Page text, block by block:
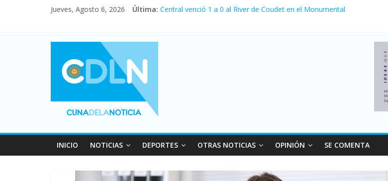
Jueves, Agosto 6, 2026 Última: Central venció 1 a 0 al River de Coudet en el Monumental
Vacaciones de invierno con más movimiento y consumo turístico:
Fuerte caída de la venta de autos usados en julio: bajó un 12,6%
INICIO NOTICIAS DEPORTES OTRAS NOTICIAS OPINIÓN SE COMENTA